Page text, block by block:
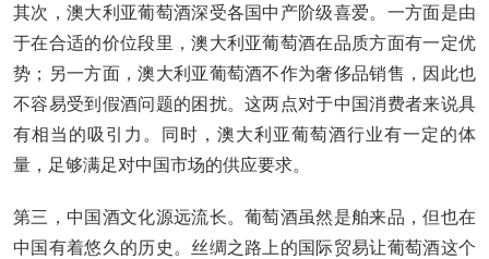
其次，澳大利亚葡萄酒深受各国中产阶级喜爱。一方面是由
于在合适的价位段里，澳大利亚葡萄酒在品质方面有一定优
势；另一方面，澳大利亚葡萄酒不作为奢侈品销售，因此也
不容易受到假酒问题的困扰。这两点对于中国消费者来说具
有相当的吸引力。同时，澳大利亚葡萄酒行业有一定的体
量，足够满足对中国市场的供应要求。
第三，中国酒文化源远流长。葡萄酒虽然是舶来品，但也在
中国有着悠久的历史。丝绸之路上的国际贸易让葡萄酒这个